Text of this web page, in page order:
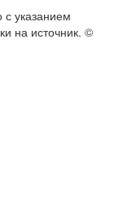
указанием
на источник. ©